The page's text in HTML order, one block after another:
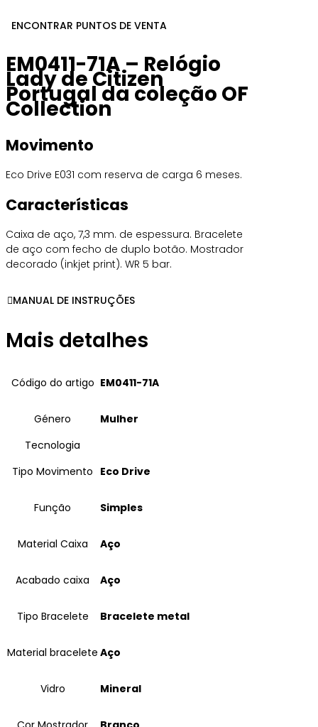
ENCONTRAR PUNTOS DE VENTA
EM0411-71A – Relógio
Lady de Citizen
Portugal da coleção OF
Collection
Movimento
Eco Drive E031 com reserva de carga 6 meses.
Características
Caixa de aço, 7,3 mm. de espessura. Bracelete
de aço com fecho de duplo botão. Mostrador
decorado (inkjet print). WR 5 bar.
MANUAL DE INSTRUÇÕES
Mais detalhes
Código do artigo EM0411-71A
Género
Mulher
Tecnologia
Tipo Movimento Eco Drive
Função Simples
Material Caixa Aço
Acabado caixa Aço
Tipo Bracelete Bracelete metal
Material bracelete Aço
Vidro Mineral